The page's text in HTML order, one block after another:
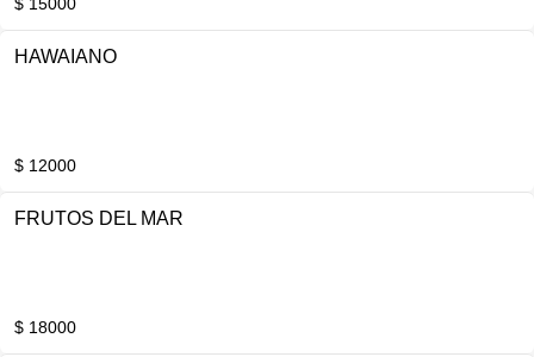
HAWAIANO
$ 12000
FRUTOS DEL MAR
$ 18000